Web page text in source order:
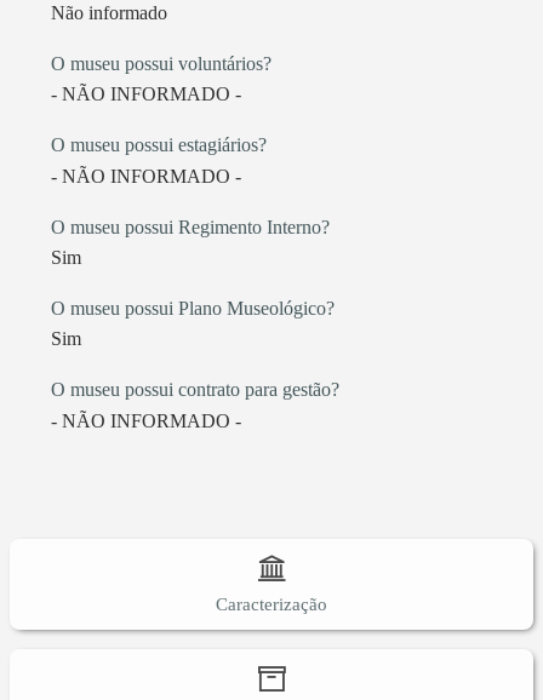
Não informado
O museu possui voluntários?
- NÃO INFORMADO -
O museu possui estagiários?
- NÃO INFORMADO -
O museu possui Regimento Interno?
Sim
O museu possui Plano Museológico?
Sim
O museu possui contrato para gestão?
- NÃO INFORMADO -
Caracterização